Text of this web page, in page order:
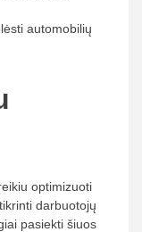
automobilių
optimizuoti
darbuotojų
pasiekti šiuos